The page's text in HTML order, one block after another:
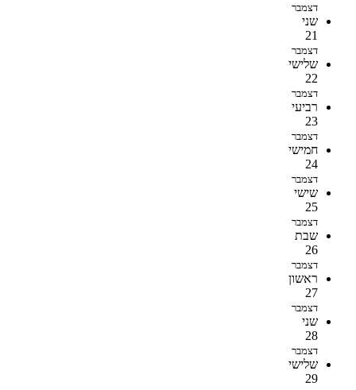
דצמבר
שני
21
דצמבר
שלישי
22
דצמבר
רביעי
23
דצמבר
חמישי
24
דצמבר
שישי
25
דצמבר
שבת
26
דצמבר
ראשון
27
דצמבר
שני
28
דצמבר
שלישי
29